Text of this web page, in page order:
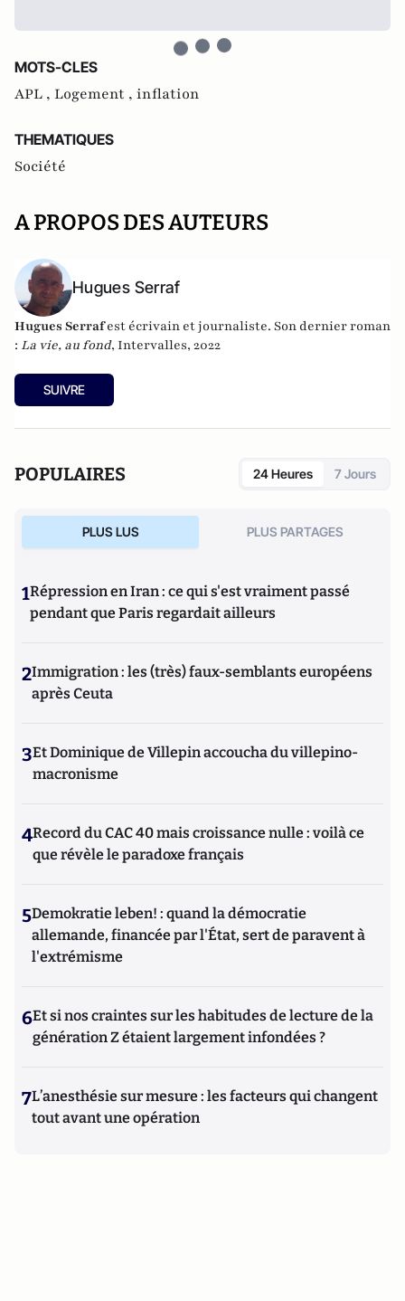
MOTS-CLES
APL , Logement , inflation
THEMATIQUES
Société
A PROPOS DES AUTEURS
Hugues Serraf
Hugues Serrafest écrivain et journaliste. Son dernier roman
: La vie, au fond, Intervalles, 2022
SUIVRE
POPULAIRES 24 Heures 7 Jours
PLUS LUS PLUS PARTAGES
1Répression en Iran : ce qui s'est vraiment passé
pendant que Paris regardait ailleurs
2Immigration : les (très) faux-semblants européens
après Ceuta
3Et Dominique de Villepin accoucha du villepino-
macronisme
4Record du CAC 40 mais croissance nulle : voilà ce
que révèle le paradoxe français
5Demokratie leben! : quand la démocratie
allemande, financée par l'État, sert de paravent à
l'extrémisme
6Et si nos craintes sur les habitudes de lecture de la
génération Z étaient largement infondées ?
7L’anesthésie sur mesure : les facteurs qui changent
tout avant une opération